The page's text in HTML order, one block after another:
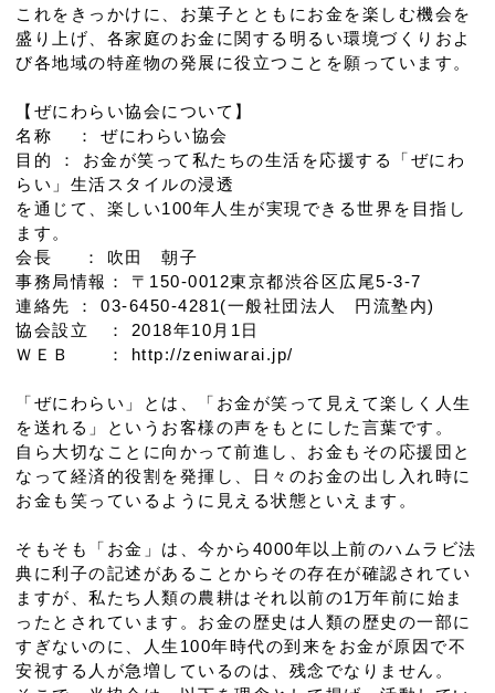
これをきっかけに、お菓子とともにお金を楽しむ機会を
盛り上げ、各家庭のお金に関する明るい環境づくりおよ
び各地域の特産物の発展に役立つことを願っています。
【ぜにわらい協会について】
名称 ： ぜにわらい協会
目的 ： お金が笑って私たちの生活を応援する「ぜにわ
らい」生活スタイルの浸透
を通じて、楽しい100年人生が実現できる世界を目指し
ます。
会長 ： 吹田 朝子
事務局情報： 〒150-0012東京都渋谷区広尾5-3-7
連絡先 ： 03-6450-4281(一般社団法人 円流塾内)
協会設立 ： 2018年10月1日
ＷＥＢ ： http://zeniwarai.jp/
「ぜにわらい」とは、「お金が笑って見えて楽しく人生
を送れる」というお客様の声をもとにした言葉です。
自ら大切なことに向かって前進し、お金もその応援団と
なって経済的役割を発揮し、日々のお金の出し入れ時に
お金も笑っているように見える状態といえます。
そもそも「お金」は、今から4000年以上前のハムラビ法
典に利子の記述があることからその存在が確認されてい
ますが、私たち人類の農耕はそれ以前の1万年前に始ま
ったとされています。お金の歴史は人類の歴史の一部に
すぎないのに、人生100年時代の到来をお金が原因で不
安視する人が急増しているのは、残念でなりません。